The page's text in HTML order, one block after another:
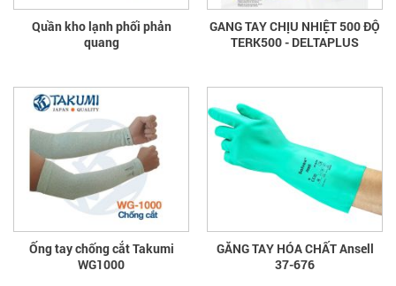
Quần kho lạnh phối phản
quang
GANG TAY CHỊU NHIỆT 500 ĐỘ
TERK500 - DELTAPLUS
Ống tay chống cắt Takumi
WG1000
GĂNG TAY HÓA CHẤT Ansell
37-676